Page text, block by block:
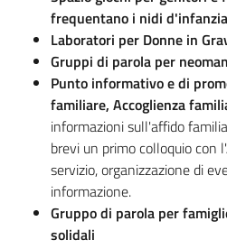
frequentano i nidi d'infanzia
Laboratori per Donne in
Gruppi di parola per
Punto informativo e di
familiare, Accoglienza
informazioni sull'affido
brevi un primo colloquio con
servizio, organizzazione di
informazione.
Gruppo di parola per
solidali